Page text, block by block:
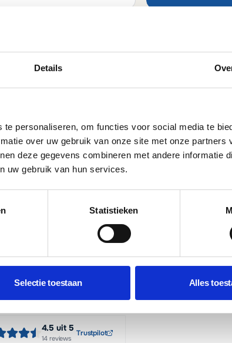
Details
personaliseren, om functies voor social media te
over uw gebruik van onze site met onze partners
deze gegevens combineren met andere informatie
uw gebruik van hun services.
Statistieken
Selectie toestaan Alles
past.
beste werkt voor je
Liever zelf overmaken? Dan ontvang je
betalingstermijn van 14 dagen.
klanten zeggen
4.5 uit 5
14 reviews
Trustpilot